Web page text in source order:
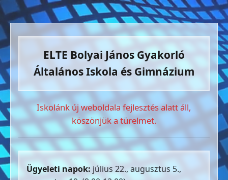
ELTE Bolyai János Gyakorló
Általános Iskola és Gimnázium
Iskolánk új weboldala fejlesztés alatt áll,
köszönjük a türelmet.
Ügyeleti napok: július 22., augusztus 5.,